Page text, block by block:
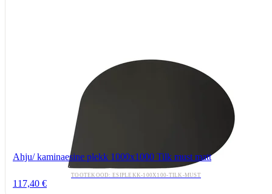
Ahju/ kaminaesine plekk 1000x1000 Tilk must matt
TOOTEKOOD: ESIPLEKK-100X100-TILK-MUST
117,40 €